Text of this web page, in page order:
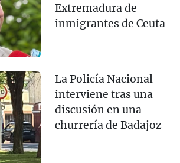
Extremadura de
inmigrantes de Ceuta
La Policía Nacional
interviene tras una
discusión en una
churrería de Badajoz